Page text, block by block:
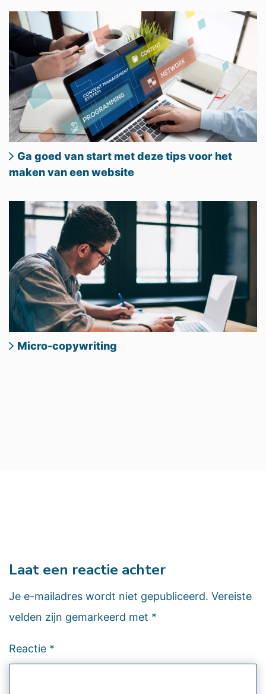
Ga goed van start met deze tips voor het
maken van een website
Micro-copywriting
Laat een reactie achter
Je e-mailadres wordt niet gepubliceerd. Vereiste
velden zijn gemarkeerd met *
Reactie *